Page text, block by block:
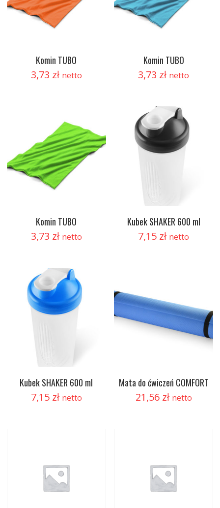
Komin TUBO
3,73 zł netto
Komin TUBO
3,73 zł netto
Komin TUBO
3,73 zł netto
Kubek SHAKER 600 ml
7,15 zł netto
Kubek SHAKER 600 ml
7,15 zł netto
Mata do ćwiczeń COMFORT
21,56 zł netto